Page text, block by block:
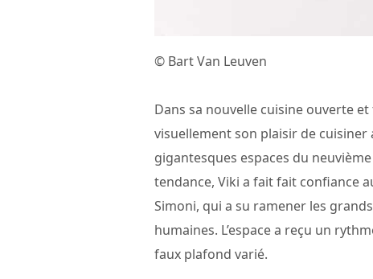
© Bart Van Leuven
Dans sa nouvelle cuisine ouverte
visuellement son plaisir de
gigantesques espaces du
tendance, Viki a fait fait confiance
Simoni, qui a su ramener les
humaines. L’espace a reçu un
faux plafond varié.